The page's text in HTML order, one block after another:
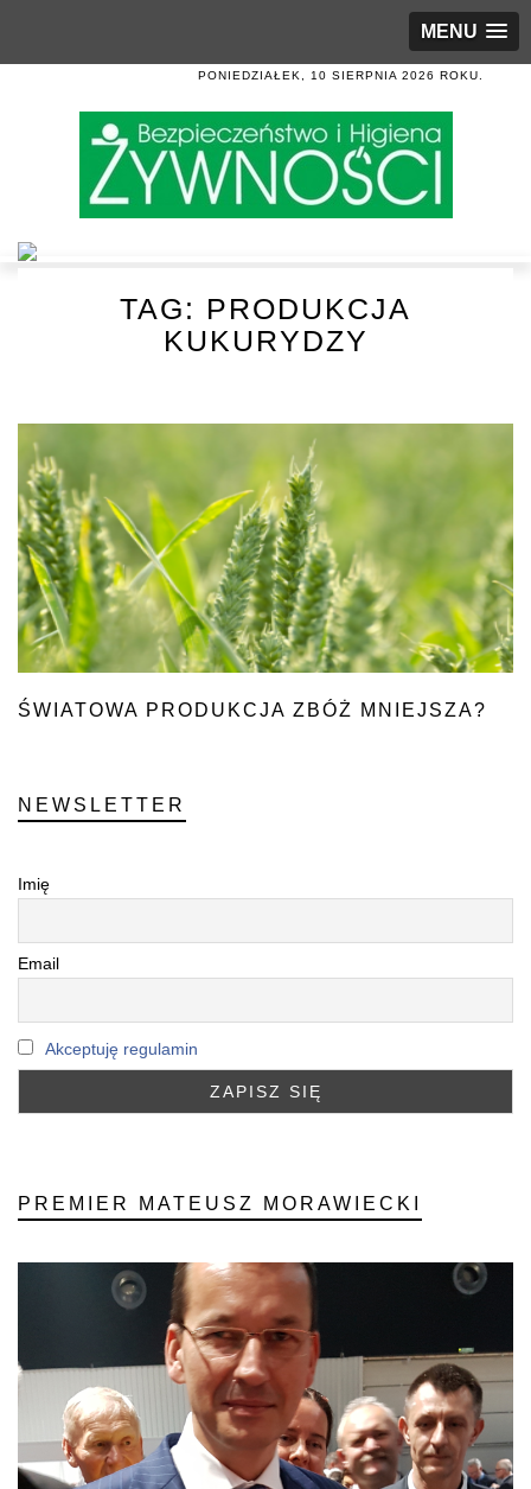
MENU
PONIEDZIAŁEK, 10 SIERPNIA 2026 ROKU.
TAG: PRODUKCJA
KUKURYDZY
ŚWIATOWA PRODUKCJA ZBÓŻ MNIEJSZA?
NEWSLETTER
Imię
Email
Akceptuję regulamin
PREMIER MATEUSZ MORAWIECKI